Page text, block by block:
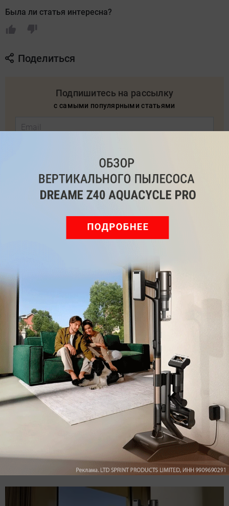
Была ли статья интересна?
Поделиться
Подпишитесь на рассылку
с самыми популярными статьями
Нажимая кнопку подписаться, вы соглашаетесь
Правилами рассылок иПолитикой конфиденциальности
Читайте нас в соц. сетях
Дзен
Max YouTube
Комментарии
Мы знаем, вам есть что сказать!
илиЗарегистрируйтесь
, чтобы